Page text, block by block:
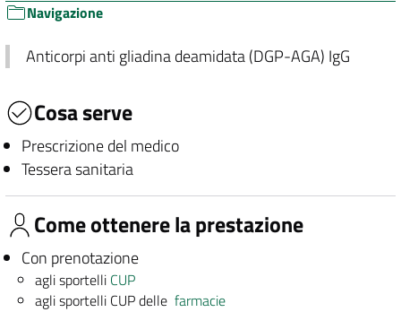
Navigazione
Anticorpi anti gliadina deamidata (DGP-AGA) IgG
Cosa serve
Prescrizione del medico
Tessera sanitaria
Come ottenere la prestazione
Con prenotazione
agli sportelli CUP
agli sportelli CUP dellefarmacie